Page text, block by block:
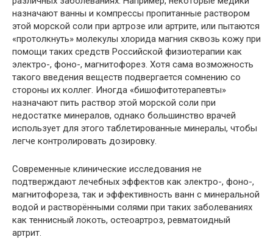
назначают ванны и компрессы пропитанные раствором
этой морской соли при артрозе или артрите, или пытаются
«протолкнуть» молекулы хлорида магния сквозь кожу при
помощи таких средств Российской физиотерапии как
электро-, фоно-, магнитофорез. Хотя сама возможность
такого введения веществ подвергается сомнению со
стороны их коллег. Иногда «бишофитотерапевты»
назначают пить раствор этой морской соли при
недостатке минералов, однако большинство врачей
использует для этого таблетированные минералы, чтобы
легче контролировать дозировку.
Современные клинические исследования не
подтверждают лечебных эффектов как электро-, фоно-,
магнитофореза, так и эффективность ванн с минеральной
водой и растворёнными солями при таких заболеваниях
как теннисный локоть, остеоартроз, ревматоидный
артрит.